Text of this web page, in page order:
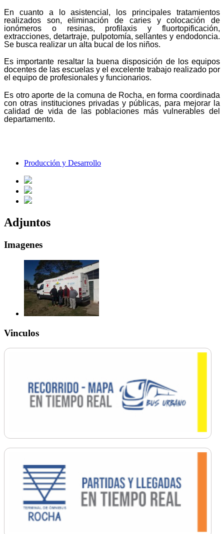
En cuanto a lo asistencial, los principales tratamientos
realizados son, eliminación de caries y colocación de
ionómeros o resinas, profilaxis y fluortopificación,
extracciones, detartraje, pulpotomía, sellantes y endodoncia.
Se busca realizar un alta bucal de los niños.
Es importante resaltar la buena disposición de los equipos
docentes de las escuelas y el excelente trabajo realizado por
el equipo de profesionales y funcionarios.
Es otro aporte de la comuna de Rocha, en forma coordinada
con otras instituciones privadas y públicas, para mejorar la
calidad de vida de las poblaciones más vulnerables del
departamento.
Producción y Desarrollo
Adjuntos
Imagenes
Vinculos